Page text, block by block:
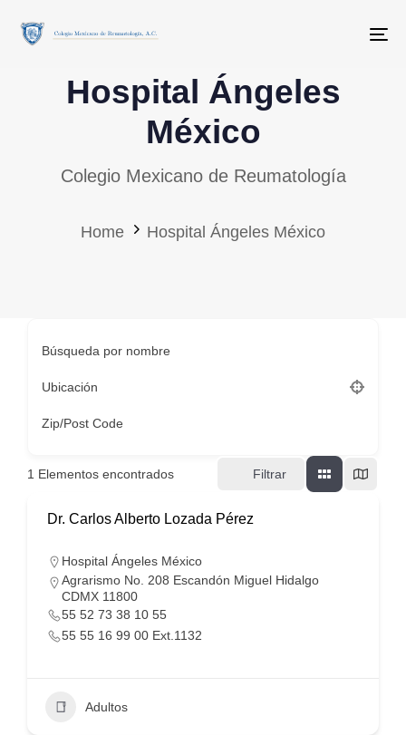
links
navigationHospital Ángeles
México
Colegio Mexicano de Reumatología
Home Hospital Ángeles México
Búsqueda por nombre
Ubicación
Zip/Post Code
1 Elementos encontrados Filtrar
Dr. Carlos Alberto Lozada Pérez
Hospital Ángeles México
Agrarismo No. 208 Escandón Miguel Hidalgo
CDMX 11800
55 52 73 38 10 55
55 55 16 99 00 Ext.1132
Adultos